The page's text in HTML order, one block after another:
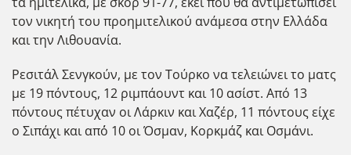
τον νικητή του προημιτελικού ανάμεσα στην Ελλάδα
και την Λιθουανία.
Ρεσιτάλ Σενγκούν, με τον Τούρκο να τελειώνει το ματς
με 19 πόντους, 12 ριμπάουντ και 10 ασίστ. Από 13
πόντους πέτυχαν οι Λάρκιν και Χαζέρ, 11 πόντους είχε
ο Σιπάχι και απ΄ό 10 οι Όσμαν, Κορκμάζ και Οσμάνι.